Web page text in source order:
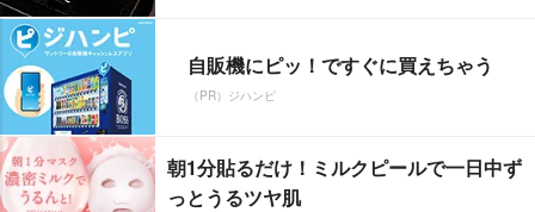
自販機にピッ！ですぐに買えちゃう
（PR）ジハンピ
朝1分貼るだけ！ミルクピールで一日中ず
っとうるツヤ肌